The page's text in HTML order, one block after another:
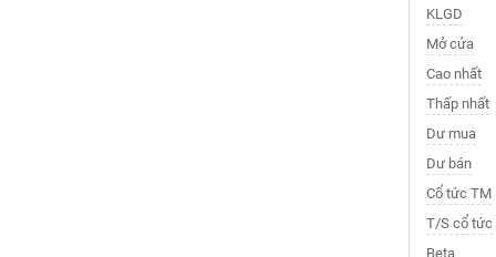
KLGD
Mở cửa
Cao nhất
Thấp nhất
Dư mua
Dư bán
Cổ tức TM
T/S cổ tức
Beta